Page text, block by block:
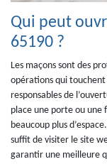
Qui peut
65190 ?
Les maçons sont des
opérations qui
responsables de
place une porte ou une
beaucoup plus
suffit de visiter le site
garantir une meilleure